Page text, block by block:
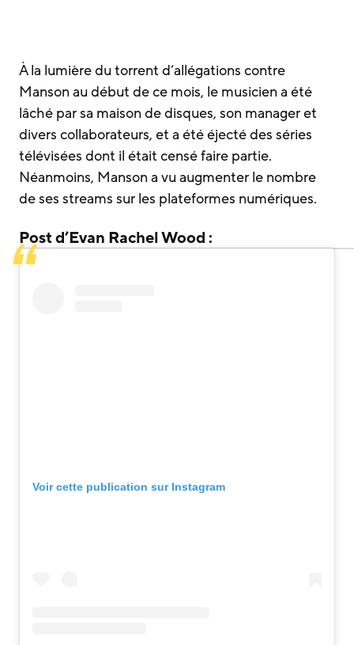
À la lumière du torrent d’allégations contre
Manson au début de ce mois, le musicien a été
lâché par sa maison de disques, son manager et
divers collaborateurs, et a été éjecté des séries
télévisées dont il était censé faire partie.
Néanmoins, Manson a vu augmenter le nombre
de ses streams sur les plateformes numériques.
Post d’Evan Rachel Wood :
Voir cette publication sur Instagram